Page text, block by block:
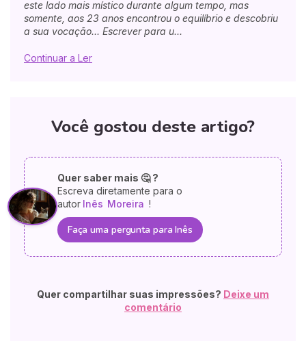
este lado mais místico durante algum tempo, mas
somente, aos 23 anos encontrou o equilíbrio e descobriu
a sua vocação... Escrever para u...
Continuar a Ler
Você gostou deste artigo?
Quer saber mais 🤔 ?
Escreva diretamente para o
autor Inês Moreira !
Faça uma pergunta para Inês
Quer compartilhar suas impressões? Deixe um
comentário